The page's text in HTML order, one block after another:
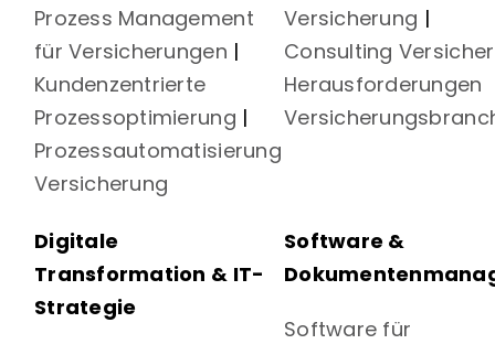
Prozess Management
für Versicherungen |
Kundenzentrierte
Prozessoptimierung |
Prozessautomatisierung
Versicherung
Versicherung |
Consulting
Herausforderungen
Digitale
Transformation & IT-
Strategie
Software &
Software für